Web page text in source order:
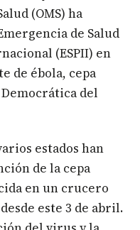
(OMS) ha
de Salud
(ESPII) en
de ébola, cepa
del
estados han
de la cepa
en un crucero
este 3 de abril.